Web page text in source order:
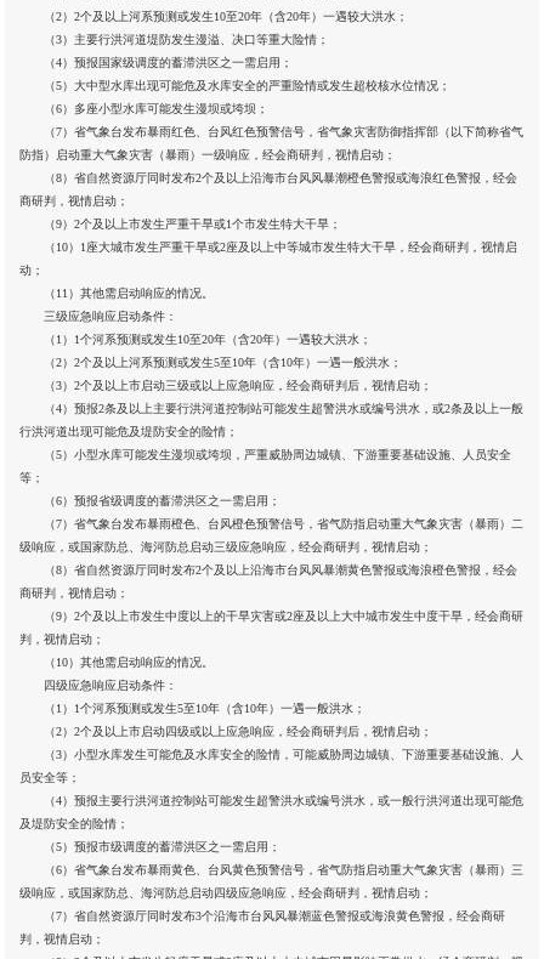
（2）2个及以上河系预测或发生10至20年（含20年）一遇较大洪水；
（3）主要行洪河道堤防发生漫溢、决口等重大险情；
（4）预报国家级调度的蓄滞洪区之一需启用；
（5）大中型水库出现可能危及水库安全的严重险情或发生超校核水位情况；
（6）多座小型水库可能发生漫坝或垮坝；
（7）省气象台发布暴雨红色、台风红色预警信号，省气象灾害防御指挥部（以下简称省气
防指）启动重大气象灾害（暴雨）一级响应，经会商研判，视情启动；
（8）省自然资源厅同时发布2个及以上沿海市台风风暴潮橙色警报或海浪红色警报，经会
商研判，视情启动；
（9）2个及以上市发生严重干旱或1个市发生特大干旱；
（10）1座大城市发生严重干旱或2座及以上中等城市发生特大干旱，经会商研判，视情启
动；
（11）其他需启动响应的情况。
三级应急响应启动条件：
（1）1个河系预测或发生10至20年（含20年）一遇较大洪水；
（2）2个及以上河系预测或发生5至10年（含10年）一遇一般洪水；
（3）2个及以上市启动三级或以上应急响应，经会商研判后，视情启动；
（4）预报2条及以上主要行洪河道控制站可能发生超警洪水或编号洪水，或2条及以上一般
行洪河道出现可能危及堤防安全的险情；
（5）小型水库可能发生漫坝或垮坝，严重威胁周边城镇、下游重要基础设施、人员安全
等；
（6）预报省级调度的蓄滞洪区之一需启用；
（7）省气象台发布暴雨橙色、台风橙色预警信号，省气防指启动重大气象灾害（暴雨）二
级响应，或国家防总、海河防总启动三级应急响应，经会商研判，视情启动；
（8）省自然资源厅同时发布2个及以上沿海市台风风暴潮黄色警报或海浪橙色警报，经会
商研判，视情启动；
（9）2个及以上市发生中度以上的干旱灾害或2座及以上大中城市发生中度干旱，经会商研
判，视情启动；
（10）其他需启动响应的情况。
四级应急响应启动条件：
（1）1个河系预测或发生5至10年（含10年）一遇一般洪水；
（2）2个及以上市启动四级或以上应急响应，经会商研判后，视情启动；
（3）小型水库发生可能危及水库安全的险情，可能威胁周边城镇、下游重要基础设施、人
员安全等；
（4）预报主要行洪河道控制站可能发生超警洪水或编号洪水，或一般行洪河道出现可能危
及堤防安全的险情；
（5）预报市级调度的蓄滞洪区之一需启用；
（6）省气象台发布暴雨黄色、台风黄色预警信号，省气防指启动重大气象灾害（暴雨）三
级响应，或国家防总、海河防总启动四级应急响应，经会商研判，视情启动；
（7）省自然资源厅同时发布3个沿海市台风风暴潮蓝色警报或海浪黄色警报，经会商研
判，视情启动；